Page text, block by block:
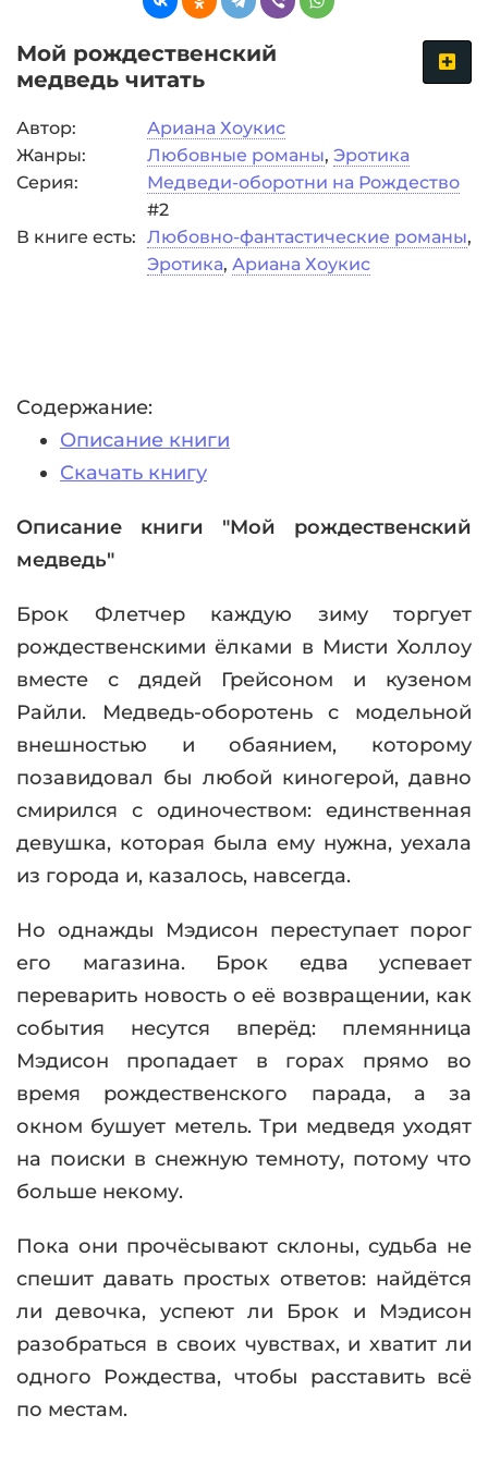
Мой рождественский
медведь читать
Автор:
Ариана Хоукис
Жанры:
Любовные романы, Эротика
Серия:
Медведи-оборотни на Рождество
#2
В книге есть: Любовно-фантастические романы,
Эротика, Ариана Хоукис
Содержание:
Описание книги
Скачать книгу
Описание книги "Мой рождественский
медведь"
Брок Флетчер каждую зиму торгует
рождественскими ёлками в Мисти Холлоу
вместе с дядей Грейсоном и кузеном
Райли. Медведь-оборотень с модельной
внешностью и обаянием, которому
позавидовал бы любой киногерой, давно
смирился с одиночеством: единственная
девушка, которая была ему нужна, уехала
из города и, казалось, навсегда.
Но однажды Мэдисон переступает порог
его магазина. Брок едва успевает
переварить новость о её возвращении, как
события несутся вперёд: племянница
Мэдисон пропадает в горах прямо во
время рождественского парада, а за
окном бушует метель. Три медведя уходят
на поиски в снежную темноту, потому что
больше некому.
Пока они прочёсывают склоны, судьба не
спешит давать простых ответов: найдётся
ли девочка, успеют ли Брок и Мэдисон
разобраться в своих чувствах, и хватит ли
одного Рождества, чтобы расставить всё
по местам.